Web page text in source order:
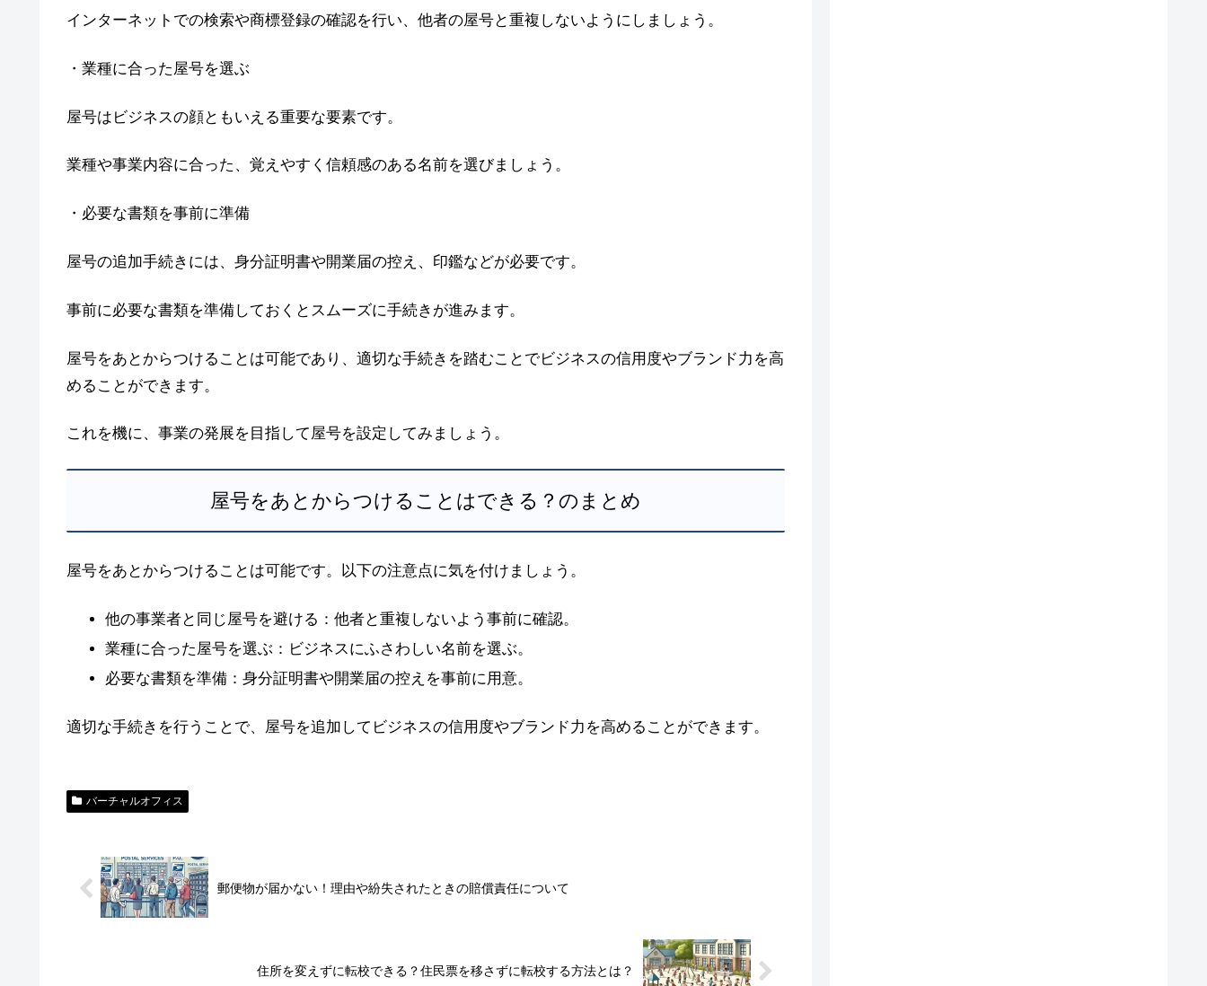
インターネットでの検索や商標登録の確認を行い、他者の屋号と重複しないようにしましょう。
・業種に合った屋号を選ぶ
屋号はビジネスの顔ともいえる重要な要素です。
業種や事業内容に合った、覚えやすく信頼感のある名前を選びましょう。
・必要な書類を事前に準備
屋号の追加手続きには、身分証明書や開業届の控え、印鑑などが必要です。
事前に必要な書類を準備しておくとスムーズに手続きが進みます。
屋号をあとからつけることは可能であり、適切な手続きを踏むことでビジネスの信用度やブランド力を高
めることができます。
これを機に、事業の発展を目指して屋号を設定してみましょう。
屋号をあとからつけることはできる？のまとめ
屋号をあとからつけることは可能です。以下の注意点に気を付けましょう。
他の事業者と同じ屋号を避ける：他者と重複しないよう事前に確認。
業種に合った屋号を選ぶ：ビジネスにふさわしい名前を選ぶ。
必要な書類を準備：身分証明書や開業届の控えを事前に用意。
適切な手続きを行うことで、屋号を追加してビジネスの信用度やブランド力を高めることができます。
バーチャルオフィス
郵便物が届かない！理由や紛失されたときの賠償責任について
住所を変えずに転校できる？住民票を移さずに転校する方法とは？